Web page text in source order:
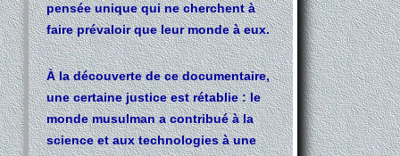
pensée unique qui ne cherchent à
faire prévaloir que leur monde à eux.
À la découverte de ce documentaire,
une certaine justice est rétablie : le
monde musulman a contribué à la
science et aux technologies à une